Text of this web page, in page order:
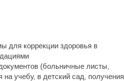
для коррекции здоровья в
(больничные листы,
на учебу, в детский сад, получения